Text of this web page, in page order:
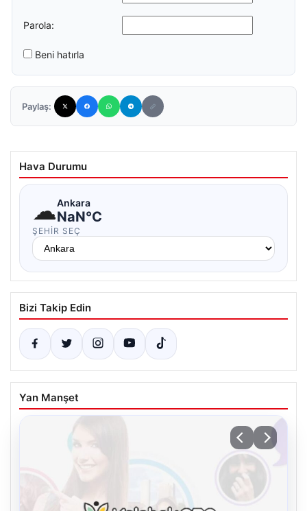
Parola:
Beni hatırla
Paylaş:
Hava Durumu
☁Ankara
NaN°C
ŞEHIR SEÇ
Bizi Takip Edin
Yan Manşet